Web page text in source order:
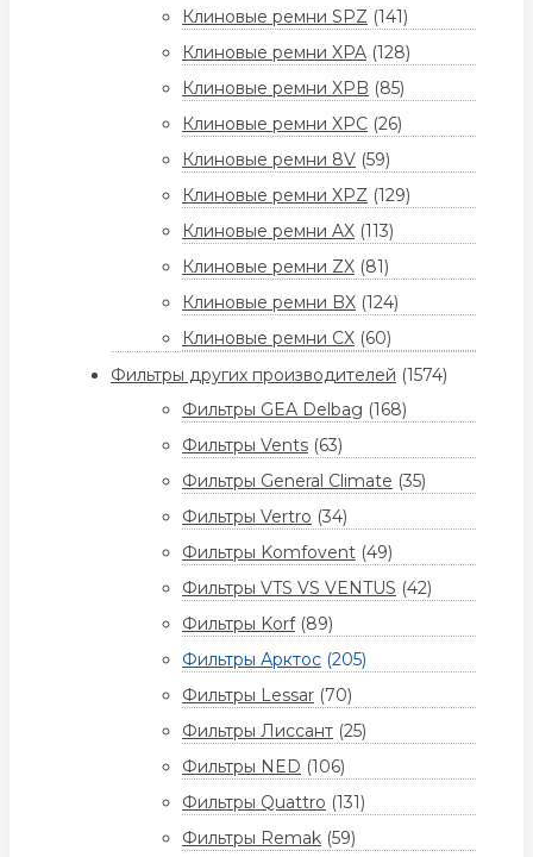
Клиновые ремни SPZ (141)
Клиновые ремни XPA (128)
Клиновые ремни XPB (85)
Клиновые ремни XPC (26)
Клиновые ремни 8V (59)
Клиновые ремни XPZ (129)
Клиновые ремни AX (113)
Клиновые ремни ZX (81)
Клиновые ремни BX (124)
Клиновые ремни CX (60)
Фильтры других производителей (1574)
Фильтры GEA Delbag (168)
Фильтры Vents (63)
Фильтры General Climate (35)
Фильтры Vertro (34)
Фильтры Komfovent (49)
Фильтры VTS VS VENTUS (42)
Фильтры Korf (89)
Фильтры Арктос (205)
Фильтры Lessar (70)
Фильтры Лиссант (25)
Фильтры NED (106)
Фильтры Quattro (131)
Фильтры Remak (59)